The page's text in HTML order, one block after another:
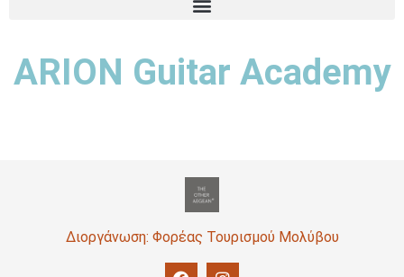
ARION Guitar Academy
Διοργάνωση: Φορέας Τουρισμού Μολύβου